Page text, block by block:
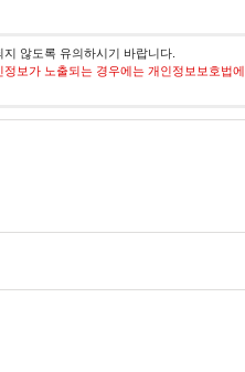
않도록 유의하시기 바랍니다.
보가 노출되는 경우에는 개인정보보호법에